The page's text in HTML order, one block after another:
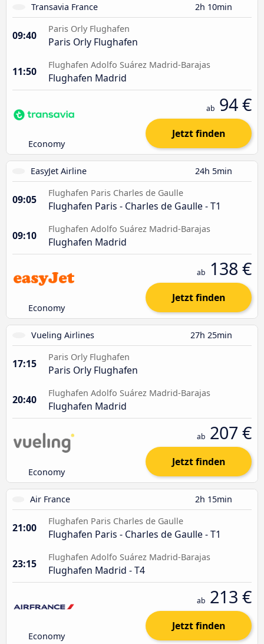
Transavia France 2h 10min
09:40
Paris Orly Flughafen
Paris Orly Flughafen
11:50
Flughafen Adolfo Suárez Madrid-Barajas
Flughafen Madrid
Economy
ab 94 €
Jetzt finden
EasyJet Airline 24h 5min
09:05
Flughafen Paris Charles de Gaulle
Flughafen Paris - Charles de Gaulle - T1
09:10
Flughafen Adolfo Suárez Madrid-Barajas
Flughafen Madrid
Economy
ab 138 €
Jetzt finden
Vueling Airlines 27h 25min
17:15
Paris Orly Flughafen
Paris Orly Flughafen
20:40
Flughafen Adolfo Suárez Madrid-Barajas
Flughafen Madrid
Economy
ab 207 €
Jetzt finden
Air France 2h 15min
21:00
Flughafen Paris Charles de Gaulle
Flughafen Paris - Charles de Gaulle - T1
23:15
Flughafen Adolfo Suárez Madrid-Barajas
Flughafen Madrid - T4
Economy
ab 213 €
Jetzt finden